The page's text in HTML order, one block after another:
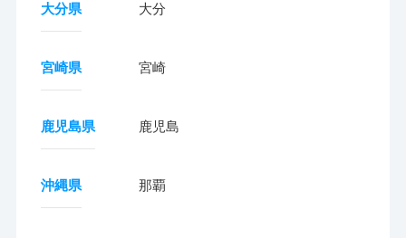
大分県 大分
宮崎県 宮崎
鹿児島県 鹿児島
沖縄県 那覇